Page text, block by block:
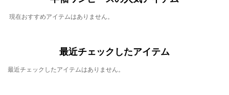
現在おすすめアイテムはありません。
最近チェックしたアイテム
最近チェックしたアイテムはありません。